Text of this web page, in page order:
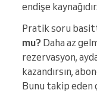
endişe kaynağıdır.
Pratik soru
mu? Daha az
rezervasyon,
kazandırsın,
Bunu takip eden